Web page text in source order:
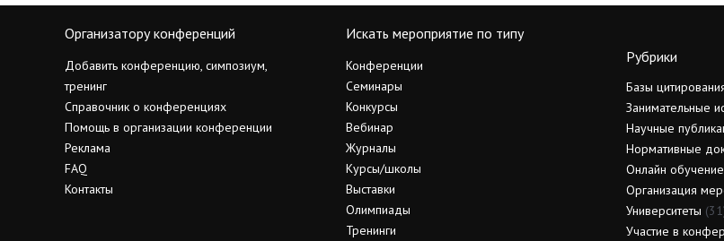
Организатору конференций
Добавить конференцию, симпозиум,
тренинг
Справочник о конференциях
Помощь в организации конференции
Реклама
FAQ
Контакты
Искать мероприятие по типу
Конференции
Семинары
Конкурсы
Вебинар
Журналы
Курсы/школы
Выставки
Олимпиады
Тренинги
Рубрики
Базы
Занимательные
Научные
Нормативные
Онлайн обучение
Организация
Университеты
Участие в